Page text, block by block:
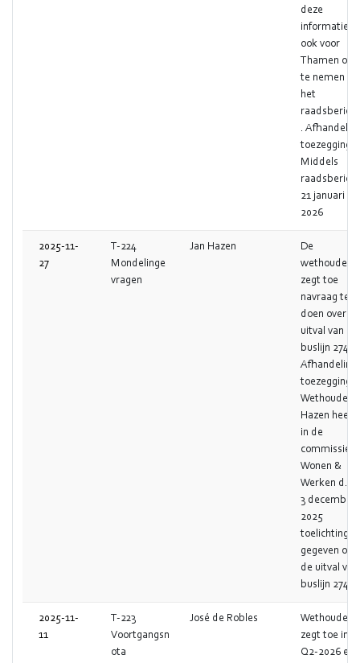
deze
informatie
ook voor
Thamen op
te nemen in
het
raadsbericht
.
toezegging
Middels
raadsbericht
21 januari
2026
2025-11-
27
T-224
Mondelinge
vragen
Jan Hazen
De
wethouder
zegt toe
navraag te
doen over de
uitval van
buslijn 274.
Afhandeling
toezegging:
Wethouder
Hazen heeft
in de
commissie
Wonen &
Werken d.d.
3 december
2025
toelichting
gegeven
de uitval van
buslijn 274.
2025-11-
11
T-223
Voortgangsn
ota
José de Robles
Wethouder
zegt toe in
Q2-2026 een